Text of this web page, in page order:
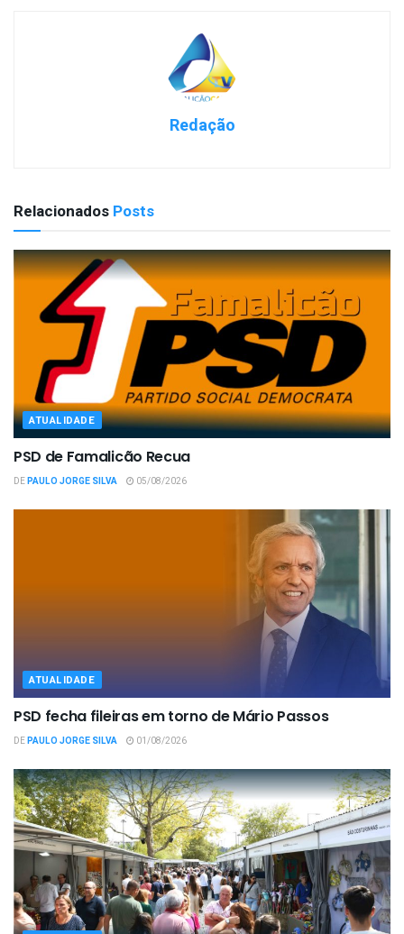
Redação
Relacionados Posts
ATUALIDADE
PSD de Famalicão Recua
DEPAULO JORGE SILVA 05/08/2026
ATUALIDADE
PSD fecha fileiras em torno de Mário Passos
DEPAULO JORGE SILVA 01/08/2026